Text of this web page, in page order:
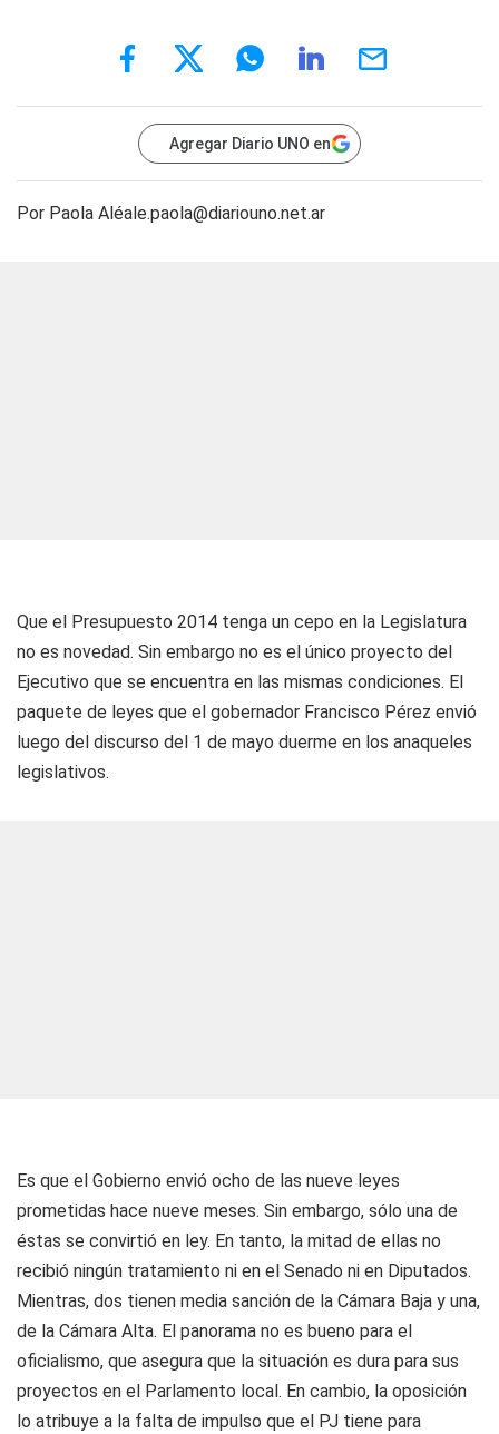
Agregar Diario UNO en
Por Paola Aléale.paola@diariouno.net.ar
Que el Presupuesto 2014 tenga un cepo en la Legislatura
no es novedad. Sin embargo no es el único proyecto del
Ejecutivo que se encuentra en las mismas condiciones. El
paquete de leyes que el gobernador Francisco Pérez envió
luego del discurso del 1 de mayo duerme en los anaqueles
legislativos.
Es que el Gobierno envió ocho de las nueve leyes
prometidas hace nueve meses. Sin embargo, sólo una de
éstas se convirtió en ley. En tanto, la mitad de ellas no
recibió ningún tratamiento ni en el Senado ni en Diputados.
Mientras, dos tienen media sanción de la Cámara Baja y una,
de la Cámara Alta. El panorama no es bueno para el
oficialismo, que asegura que la situación es dura para sus
proyectos en el Parlamento local. En cambio, la oposición
lo atribuye a la falta de impulso que el PJ tiene para